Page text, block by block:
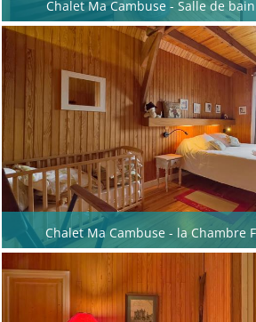
Chalet Ma Cambuse - Salle de
Chalet Ma Cambuse - la Chambre